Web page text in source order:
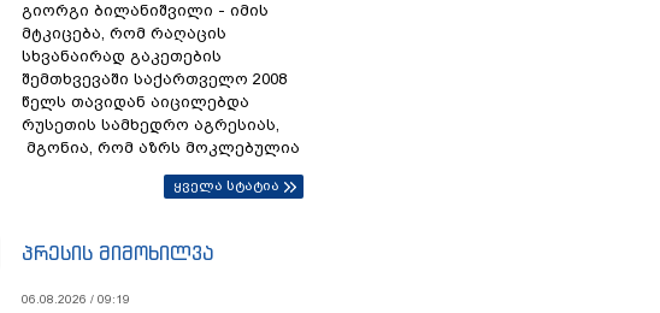
გიორგი ბილანიშვილი - იმის
მტკიცება, რომ რაღაცის
სხვანაირად გაკეთების
შემთხვევაში საქართველო 2008
წელს თავიდან აიცილებდა
რუსეთის სამხედრო აგრესიას,
მგონია, რომ აზრს მოკლებულია
ყველა სტატია
პრესის მიმოხილვა
06.08.2026 / 09:19